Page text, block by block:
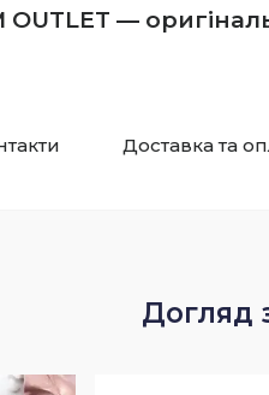
OUTLET —
Доставка та
Догляд